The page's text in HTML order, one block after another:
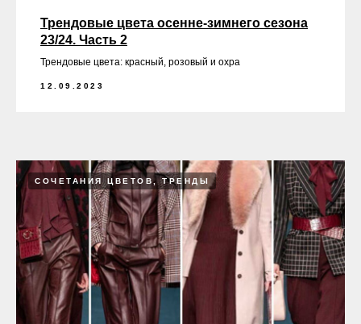
Трендовые цвета осенне-зимнего сезона
23/24. Часть 2
Трендовые цвета: красный, розовый и охра
12.09.2023
СОЧЕТАНИЯ ЦВЕТОВ, ТРЕНДЫ